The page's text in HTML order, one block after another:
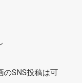
のSNS投稿は可